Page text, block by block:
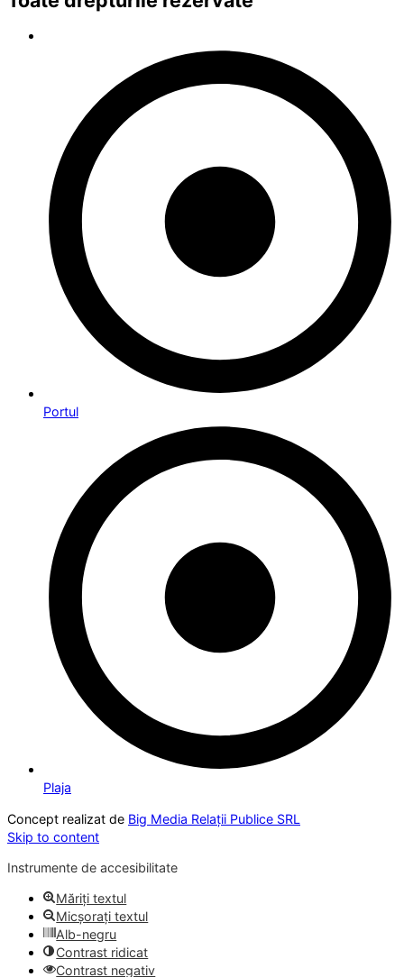
Portul
Plaja
Concept realizat de Big Media Relații Publice SRL
Skip to content
Instrumente de accesibilitate
Măriți textul
Micșorați textul
Alb-negru
Contrast ridicat
Contrast negativ